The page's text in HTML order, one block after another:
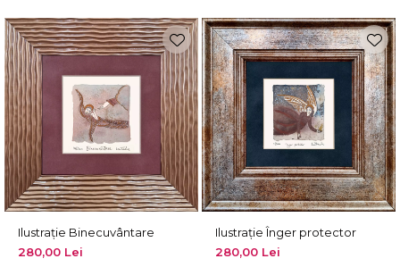
Ilustrație Binecuvântare
280,00 Lei
Ilustrație Înger protector
280,00 Lei